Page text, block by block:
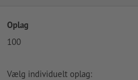
Oplag
100
Vælg individuelt oplag: